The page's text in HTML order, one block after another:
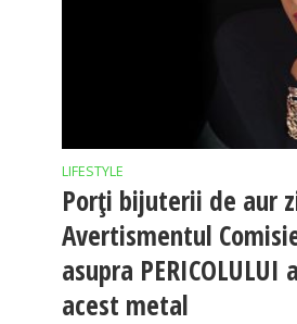
LIFESTYLE
Porți bijuterii de aur
Avertismentul
asupra PERICOLULUI
acest metal